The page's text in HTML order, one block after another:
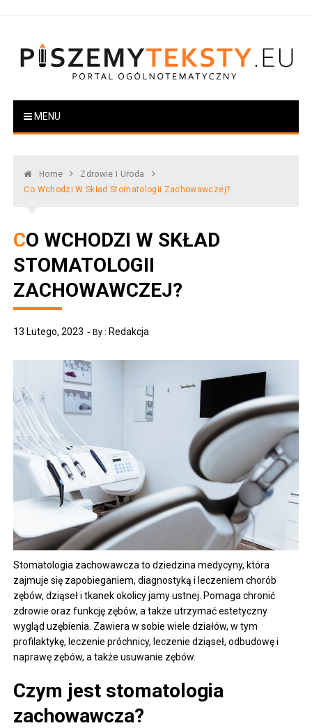
PiszemyTeksty.pl
Portal ogólnotematyczny
MENU
Home
Zdrowie I Uroda
Co Wchodzi W Skład Stomatologii Zachowawczej?
CO WCHODZI W SKŁAD
STOMATOLOGII
ZACHOWAWCZEJ?
13 Lutego, 2023 By : Redakcja
Stomatologia zachowawcza to dziedzina medycyny, która
zajmuje się zapobieganiem, diagnostyką i leczeniem chorób
zębów, dziąseł i tkanek okolicy jamy ustnej. Pomaga chronić
zdrowie oraz funkcję zębów, a także utrzymać estetyczny
wygląd uzębienia. Zawiera w sobie wiele działów, w tym
profilaktykę, leczenie próchnicy, leczenie dziąseł, odbudowę i
naprawę zębów, a także usuwanie zębów.
Czym jest stomatologia
zachowawcza?